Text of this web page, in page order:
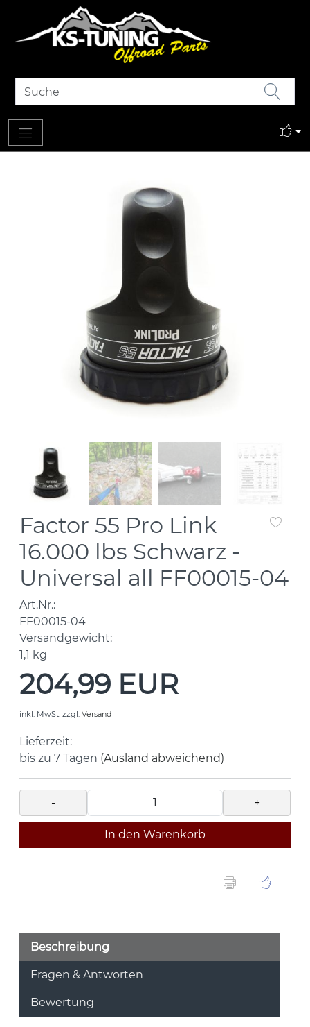
Factor 55 Pro Link
16.000 lbs Schwarz -
Universal all FF00015-04
Art.Nr.:
FF00015-04
Versandgewicht:
1,1 kg
204,99 EUR
inkl. MwSt. zzgl. Versand
Lieferzeit:
bis zu 7 Tagen (Ausland abweichend)
- +
In den Warenkorb
Beschreibung
Fragen & Antworten
Bewertung